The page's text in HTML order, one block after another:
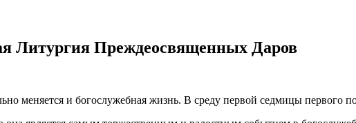
Литургия Преждеосвященных Даров
меняется и богослужебная жизнь. В среду первой седмицы первого